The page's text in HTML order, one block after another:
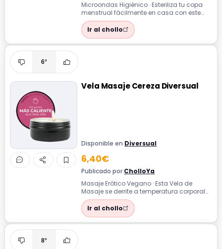
Microondas Higiénico · Esteriliza tu copa
menstrual fácilmente en casa con este
práctico y eficaz Esterilizador de mi...
Ir al chollo
6°
Vela Masaje Cereza Diversual
Disponible en Diversual
6,40€
Publicado por CholloYa
Masaje Erótico Vegano · Esta Vela de
Masaje se derrite a temperatura corporal
para convertir el momento en una experi...
Ir al chollo
8°